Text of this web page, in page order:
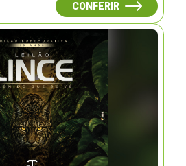
CONFERIR